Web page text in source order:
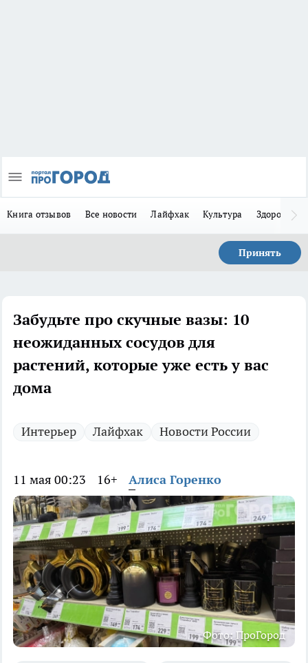
Книга отзывов Все новости Лайфхак Культура Здоровье
Принять
Забудьте про скучные вазы: 10
неожиданных сосудов для
растений, которые уже есть у вас
дома
Интерьер Лайфхак Новости России
11 мая 00:23 16+ Алиса Горенко
Фото: ПроГород